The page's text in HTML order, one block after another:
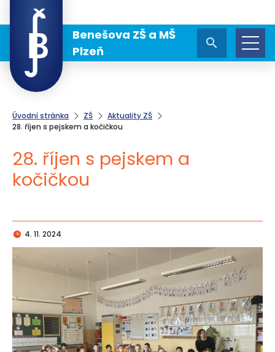
Benešova ZŠ a MŠ
Plzeň
Úvodní stránka ZŠ
Aktuality ZŠ
28. říjen s pejskem a kočičkou
28. říjen s pejskem a
kočičkou
4. 11. 2024